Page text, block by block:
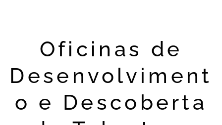
Oficinas de
Desenvolviment
o e Descoberta